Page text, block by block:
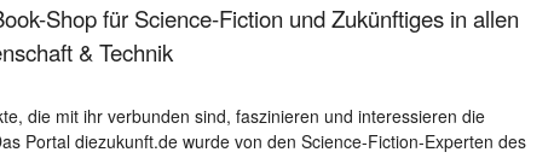
Shop für Science-Fiction und Zukünftiges in allen
& Technik
die mit ihr verbunden sind, faszinieren und interessieren die
Portal diezukunft.de wurde von den Science-Fiction-Experten des